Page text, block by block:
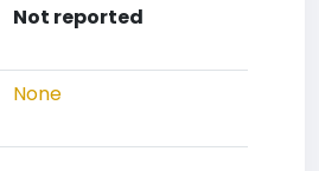
Not reported
None